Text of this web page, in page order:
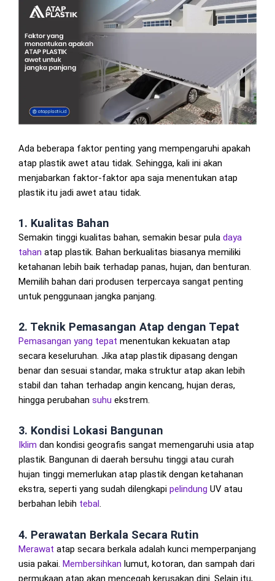
Ada beberapa faktor penting yang mempengaruhi apakah
atap plastik awet atau tidak. Sehingga, kali ini akan
menjabarkan faktor-faktor apa saja menentukan atap
plastik itu jadi awet atau tidak.
1. Kualitas Bahan
Semakin tinggi kualitas bahan, semakin besar pula daya
tahan atap plastik. Bahan berkualitas biasanya memiliki
ketahanan lebih baik terhadap panas, hujan, dan benturan.
Memilih bahan dari produsen terpercaya sangat penting
untuk penggunaan jangka panjang.
2. Teknik Pemasangan Atap dengan Tepat
Pemasangan yang tepat menentukan kekuatan atap
secara keseluruhan. Jika atap plastik dipasang dengan
benar dan sesuai standar, maka struktur atap akan lebih
stabil dan tahan terhadap angin kencang, hujan deras,
hingga perubahan suhu ekstrem.
3. Kondisi Lokasi Bangunan
Iklim dan kondisi geografis sangat memengaruhi usia atap
plastik. Bangunan di daerah bersuhu tinggi atau curah
hujan tinggi memerlukan atap plastik dengan ketahanan
ekstra, seperti yang sudah dilengkapi pelindung UV atau
berbahan lebih tebal.
4. Perawatan Berkala Secara Rutin
Merawat atap secara berkala adalah kunci memperpanjang
usia pakai. Membersihkan lumut, kotoran, dan sampah dari
permukaan atap akan mencegah kerusakan dini. Selain itu,